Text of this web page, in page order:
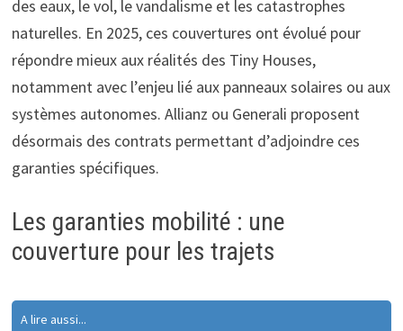
des eaux, le vol, le vandalisme et les catastrophes
naturelles. En 2025, ces couvertures ont évolué pour
répondre mieux aux réalités des Tiny Houses,
notamment avec l’enjeu lié aux panneaux solaires ou aux
systèmes autonomes. Allianz ou Generali proposent
désormais des contrats permettant d’adjoindre ces
garanties spécifiques.
Les garanties mobilité : une
couverture pour les trajets
A lire aussi...